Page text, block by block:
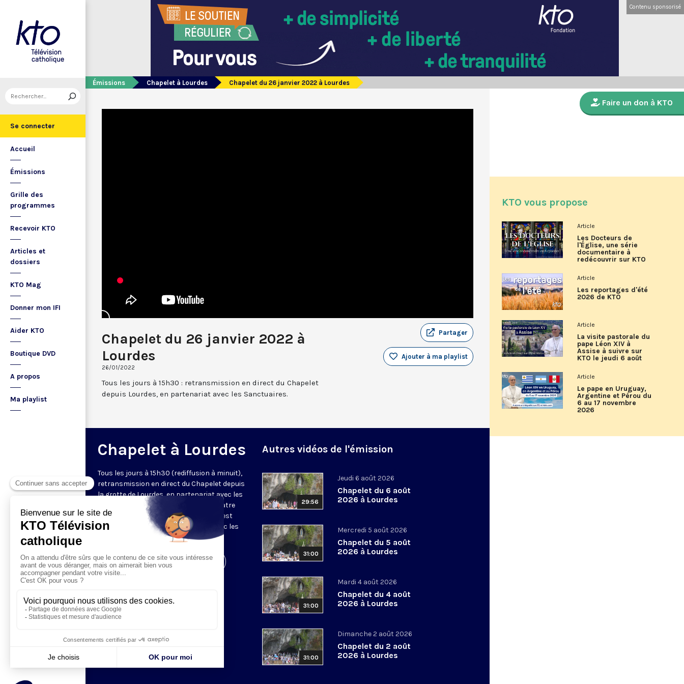
Se connecter
Accueil
Émissions
Grille des
programmes
Recevoir KTO
Articles et
dossiers
KTO Mag
Donner mon IFI
Aider KTO
Boutique DVD
A propos
Ma playlist
Contenu sponsorisé
Émissions Chapelet à Lourdes Chapelet du 26 janvier 2022 à Lourdes
Chapelet du 26 janvier 2022 à
Lourdes
26/01/2022
Partager
Ajouter à ma playlist
Tous les jours à 15h30 : retransmission en direct du Chapelet
depuis Lourdes, en partenariat avec les Sanctuaires.
Chapelet à Lourdes
Tous les jours à 15h30 (rediffusion à minuit),
retransmission en direct du Chapelet depuis
la grotte de Lourdes, en partenariat avec les
Sanctuaires. Chaque jour, l'une des quatre
méditations des mystères du Rosaire est
proposée en communion de prière avec les
Visiter la page de l'émission
Autres vidéos de l'émission
29:56
Jeudi 6 août 2026
Chapelet du 6 août
2026 à Lourdes
31:00
Mercredi 5 août 2026
Chapelet du 5 août
2026 à Lourdes
31:00
Mardi 4 août 2026
Chapelet du 4 août
2026 à Lourdes
31:00
Dimanche 2 août 2026
Chapelet du 2 août
2026 à Lourdes
Faire un don à KTO
KTO vous propose
Article
Les Docteurs de
l'Église, une série
documentaire à
redécouvrir sur KTO
Article
Les reportages d'été
2026 de KTO
Article
La visite pastorale du
pape Léon XIV à
Assise à suivre sur
KTO le jeudi 6 août
Article
Le pape en Uruguay,
Argentine et Pérou du
6 au 17 novembre
2026